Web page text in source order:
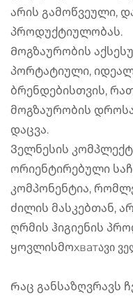
არის გამოწვეული,
პროდუქტიულობას.
Მოგზაურობის
პორტატიული,
ბრენდებისთვის,
მოგზაურობის
დაცვა.
Ველნესის
ორიენტირებული
კომპონენტია,
ძილის მასკებთან,
ღრმის ჰიგიენის
ყოვლისმოхватავი
Რაც განსაზღვრავს